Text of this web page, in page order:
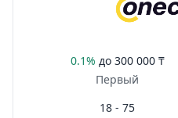
0.1% до 300 000 ₸
Первый
18 - 75